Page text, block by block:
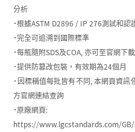
分析
˙根據ASTM D2896 / IP 276測試和認
˙完全可追溯到國際標準
˙每瓶隨附SDS及COA, 亦可至官網下載
˙提供防篡改包裝，有效期為24個月
˙因標稱值每批皆有不同, 本網頁資
方官網連結查詢
˙原廠網頁:
https://www.lgcstandards.com/